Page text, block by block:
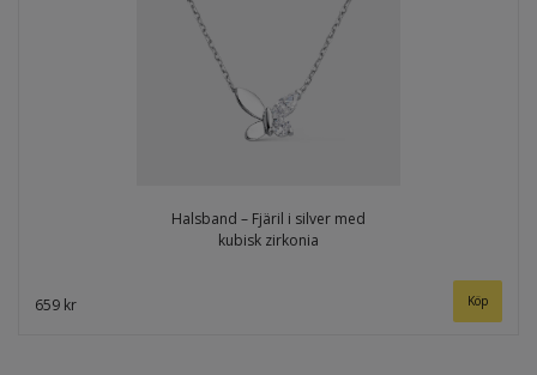
Halsband – Fjäril i silver med
kubisk zirkonia
659 kr